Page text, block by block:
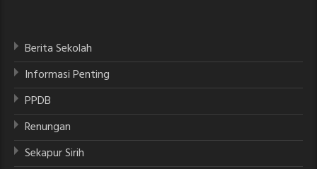
Berita Sekolah
Informasi Penting
PPDB
Renungan
Sekapur Sirih